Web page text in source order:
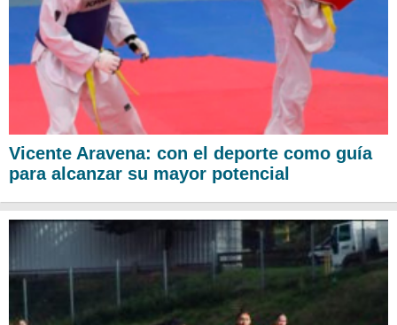
Vicente Aravena: con el deporte como guía
para alcanzar su mayor potencial